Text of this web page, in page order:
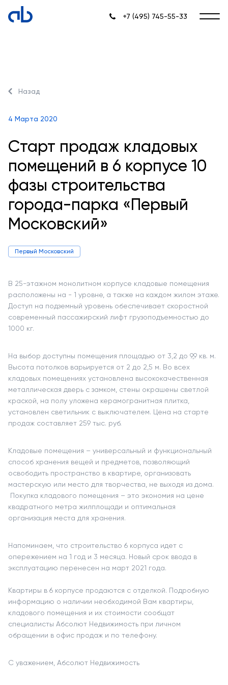
+7 (495) 745-55-33
Назад
4 Марта 2020
Старт продаж кладовых
помещений в 6 корпусе 10
фазы строительства
города-парка «Первый
Московский»
Первый Московский
В 25-этажном монолитном корпусе кладовые помещения
расположены на - 1 уровне, а также на каждом жилом этаже.
Доступ на подземный уровень обеспечивает скоростной
современный пассажирский лифт грузоподъемностью до
1000 кг.
На выбор доступны помещения площадью от 3,2 до 9,9 кв. м.
Высота потолков варьируется от 2 до 2,5 м. Во всех
кладовых помещениях установлена высококачественная
металлическая дверь с замком, стены окрашены светлой
краской, на полу уложена керамогранитная плитка,
установлен светильник с выключателем. Цена на старте
продаж составляет 259 тыс. руб.
Кладовые помещения – универсальный и функциональный
способ хранения вещей и предметов, позволяющий
освободить пространство в квартире, организовать
мастерскую или место для творчества, не выходя из дома.
Покупка кладового помещения – это экономия на цене
квадратного метра жилплощади и оптимальная
организация места для хранения.
Напоминаем, что строительство 6 корпуса идет с
опережением на 1 год и 3 месяца. Новый срок ввода в
эксплуатацию перенесен на март 2021 года.
Квартиры в 6 корпусе продаются с отделкой. Подробную
информацию о наличии необходимой Вам квартиры,
кладового помещения и их стоимости сообщат
специалисты Абсолют Недвижимость при личном
обращении в офис продаж и по телефону.
С уважением, Абсолют Недвижимость